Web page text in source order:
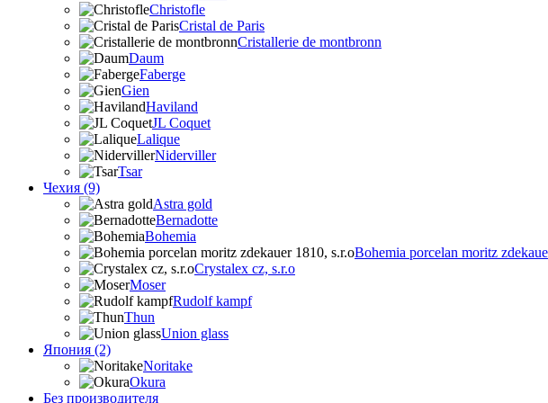
Christofle
Cristal de Paris
Cristallerie de montbronn
Daum
Faberge
Gien
Haviland
JL Coquet
Lalique
Niderviller
Tsar
Чехия (9)
Astra gold
Bernadotte
Bohemia
Bohemia porcelan moritz
Crystalex cz, s.r.o
Moser
Rudolf kampf
Thun
Union glass
Япония (2)
Noritake
Okura
Без производителя